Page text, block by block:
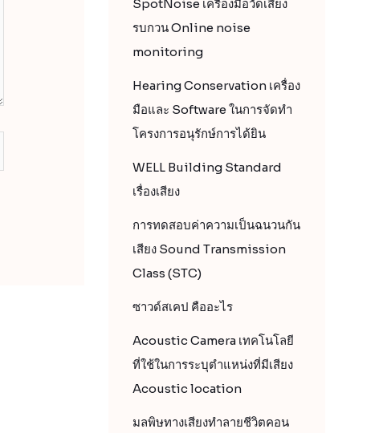
SpotNoise เครื่องมือวัดเสียง
รบกวน Online noise
monitoring
Hearing Conservation เครื่อง
มือและ Software ในการจัดทำ
โครงการอนุรักษ์การได้ยิน
WELL Building Standard
เรื่องเสียง
การทดสอบค่าความเป็นฉนวนกัน
เสียง Sound Transmission
Class (STC)
ซาวด์สเคป คืออะไร
Acoustic Camera เทคโนโลยี
ที่ใช้ในการระบุตำแหน่งที่มีเสียง
Acoustic location
มลพิษทางเสียงทำลายชีวิตคอน